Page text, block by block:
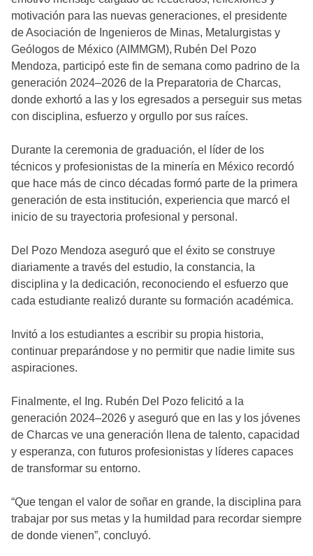
motivación para las nuevas generaciones, el presidente
de Asociación de Ingenieros de Minas, Metalurgistas y
Geólogos de México (AIMMGM), Rubén Del Pozo
Mendoza, participó este fin de semana como padrino de la
generación 2024–2026 de la Preparatoria de Charcas,
donde exhortó a las y los egresados a perseguir sus metas
con disciplina, esfuerzo y orgullo por sus raíces.
Durante la ceremonia de graduación, el líder de los
técnicos y profesionistas de la minería en México recordó
que hace más de cinco décadas formó parte de la primera
generación de esta institución, experiencia que marcó el
inicio de su trayectoria profesional y personal.
Del Pozo Mendoza aseguró que el éxito se construye
diariamente a través del estudio, la constancia, la
disciplina y la dedicación, reconociendo el esfuerzo que
cada estudiante realizó durante su formación académica.
Invitó a los estudiantes a escribir su propia historia,
continuar preparándose y no permitir que nadie limite sus
aspiraciones.
Finalmente, el Ing. Rubén Del Pozo felicitó a la
generación 2024–2026 y aseguró que en las y los jóvenes
de Charcas ve una generación llena de talento, capacidad
y esperanza, con futuros profesionistas y líderes capaces
de transformar su entorno.
“Que tengan el valor de soñar en grande, la disciplina para
trabajar por sus metas y la humildad para recordar siempre
de donde vienen”, concluyó.